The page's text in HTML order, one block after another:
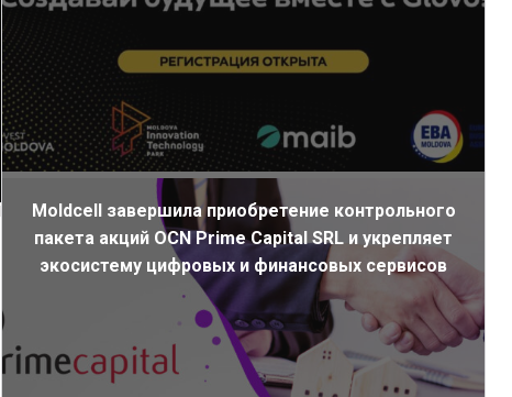
Moldcell завершила приобретение контрольного
пакета акций OCN Prime Capital SRL и укрепляет
экосистему цифровых и финансовых сервисов